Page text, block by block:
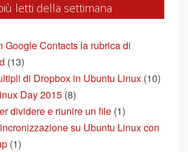
letti della settimana
Google Contacts la rubrica di
(13)
di Dropbox in Ubuntu Linux (10)
Day 2015 (8)
dividere e riunire un file (1)
su Ubuntu Linux con
(1)